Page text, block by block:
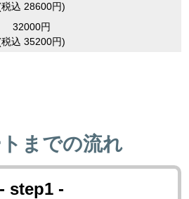
込 28600円)
32000円
込 35200円)
までの流れ
- step1 -